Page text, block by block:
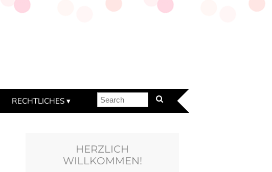
RECHTLICHES
HERZLICH
WILLKOMMEN!